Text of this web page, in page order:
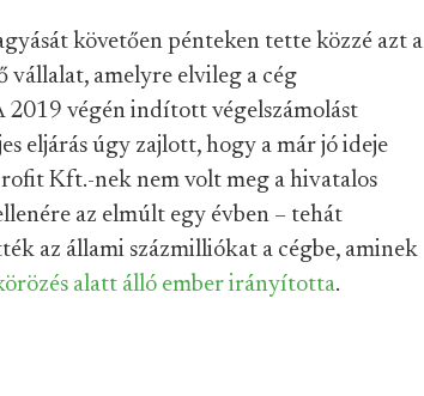
követően pénteken tette közzé azt a
vállalat, amelyre elvileg a cég
2019 végén indított végelszámolást
eljárás úgy zajlott, hogy a már jó ideje
Kft.-nek nem volt meg a hivatalos
az elmúlt egy évben – tehát
az állami százmilliókat a cégbe, aminek
alatt álló ember irányította.